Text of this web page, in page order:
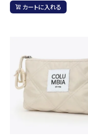
カートに入れる